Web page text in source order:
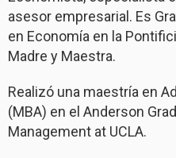
asesor empresarial. Es
en Economía en la
Madre y Maestra.
Realizó una maestría en
(MBA) en el Anderson
Management at UCLA.